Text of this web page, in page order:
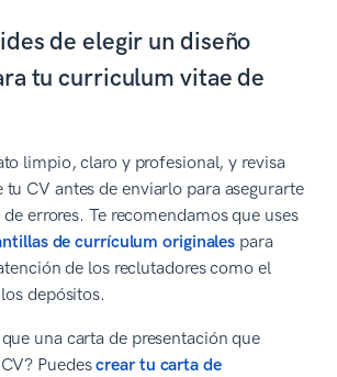
de elegir un diseño
tu curriculum vitae de
limpio, claro y profesional, y revisa
CV antes de enviarlo para asegurarte
errores. Te recomendamos que uses
de currículum originales para
de los reclutadores como el
depósitos.
una carta de presentación que
Puedescrear tu carta de